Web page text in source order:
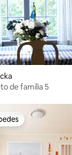
B&B, Quarto de família 5
dos hóspedes